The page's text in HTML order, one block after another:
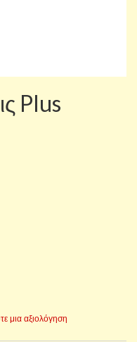
Plus
μια αξιολόγηση